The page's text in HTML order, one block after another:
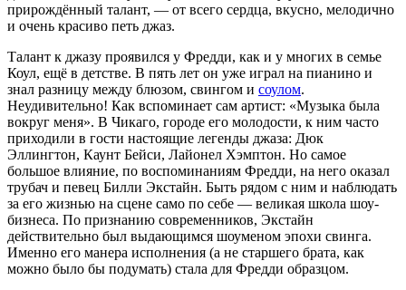
прирождённый талант, — от всего сердца, вкусно, мелодично
и очень красиво петь джаз.
Талант к джазу проявился у Фредди, как и у многих в семье
Коул, ещё в детстве. В пять лет он уже играл на пианино и
знал разницу между блюзом, свингом и соулом.
Неудивительно! Как вспоминает сам артист: «Музыка была
вокруг меня». В Чикаго, городе его молодости, к ним часто
приходили в гости настоящие легенды джаза: Дюк
Эллингтон, Каунт Бейси, Лайонел Хэмптон. Но самое
большое влияние, по воспоминаниям Фредди, на него оказал
трубач и певец Билли Экстайн. Быть рядом с ним и наблюдать
за его жизнью на сцене само по себе — великая школа шоу-
бизнеса. По признанию современников, Экстайн
действительно был выдающимся шоуменом эпохи свинга.
Именно его манера исполнения (а не старшего брата, как
можно было бы подумать) стала для Фредди образцом.